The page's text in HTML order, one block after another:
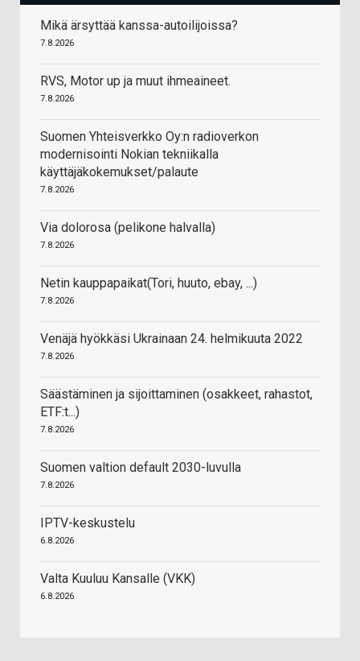
Mikä ärsyttää kanssa-autoilijoissa?
7.8.2026
RVS, Motor up ja muut ihmeaineet.
7.8.2026
Suomen Yhteisverkko Oy:n radioverkon
modernisointi Nokian tekniikalla
käyttäjäkokemukset/palaute
7.8.2026
Via dolorosa (pelikone halvalla)
7.8.2026
Netin kauppapaikat(Tori, huuto, ebay, ...)
7.8.2026
Venäjä hyökkäsi Ukrainaan 24. helmikuuta 2022
7.8.2026
Säästäminen ja sijoittaminen (osakkeet, rahastot,
ETF:t...)
7.8.2026
Suomen valtion default 2030-luvulla
7.8.2026
IPTV-keskustelu
6.8.2026
Valta Kuuluu Kansalle (VKK)
6.8.2026